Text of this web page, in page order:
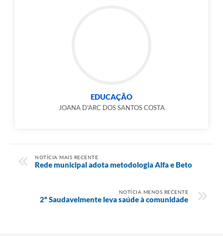
EDUCAÇÃO
JOANA D'ARC DOS SANTOS COSTA
NOTÍCIA MAIS RECENTE
Rede municipal adota metodologia Alfa e Beto
NOTÍCIA MENOS RECENTE
2º Saudavelmente leva saúde à comunidade